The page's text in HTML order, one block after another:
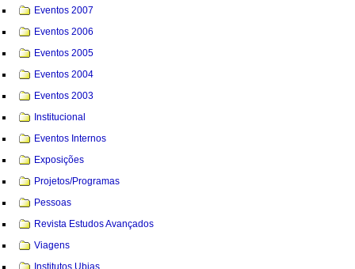
Eventos 2007
Eventos 2006
Eventos 2005
Eventos 2004
Eventos 2003
Institucional
Eventos Internos
Exposições
Projetos/Programas
Pessoas
Revista Estudos Avançados
Viagens